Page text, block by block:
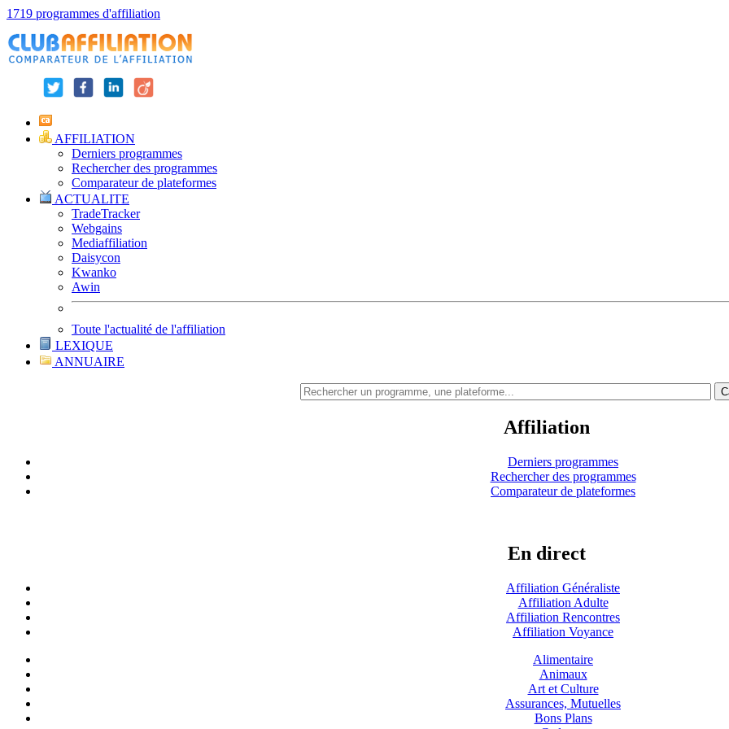
1719 programmes d'affiliation
AFFILIATION
Derniers programmes
Rechercher des programmes
Comparateur de plateformes
ACTUALITE
TradeTracker
Webgains
Mediaffiliation
Daisycon
Kwanko
Awin
Toute l'actualité de l'affiliation
LEXIQUE
ANNUAIRE
Affiliation
Derniers programmes
Rechercher des programmes
Comparateur de plateformes
En direct
Affiliation Généraliste
Affiliation Adulte
Affiliation Rencontres
Affiliation Voyance
Alimentaire
Animaux
Art et Culture
Assurances, Mutuelles
Bons Plans